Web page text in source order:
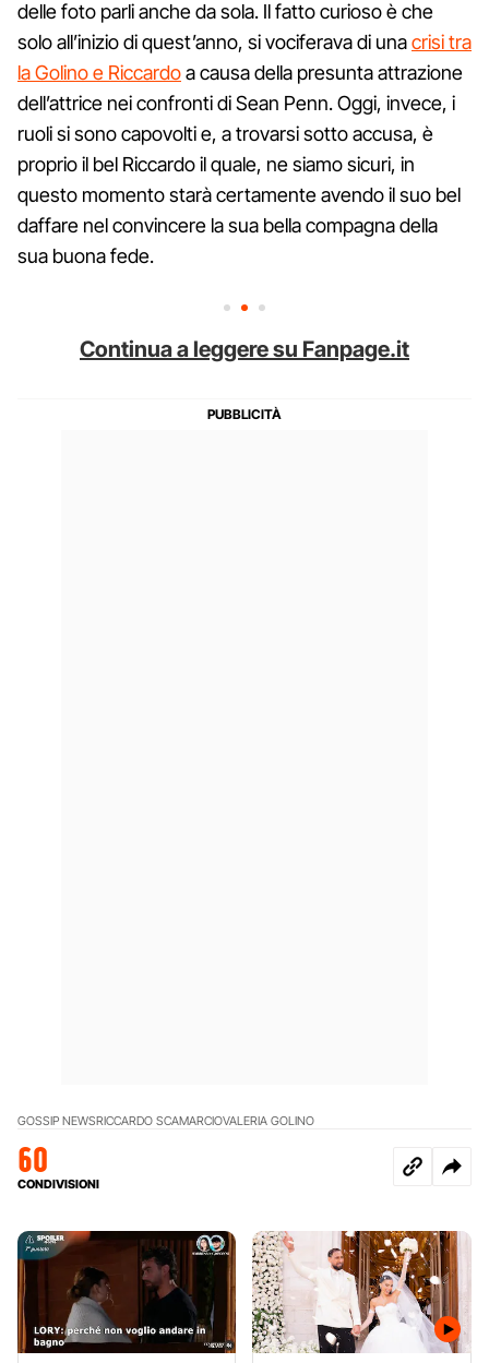
delle foto parli anche da sola. Il fatto curioso è che
solo all’inizio di quest’anno, si vociferava di unacrisi tra
la Golino e Riccardoa causa della presunta attrazione
dell’attrice nei confronti di Sean Penn. Oggi, invece, i
ruoli si sono capovolti e, a trovarsi sotto accusa, è
proprio il bel Riccardo il quale, ne siamo sicuri, in
questo momento starà certamente avendo il suo bel
daffare nel convincere la sua bella compagna della
sua buona fede.
Continua a leggere su Fanpage.it
GOSSIP NEWSRICCARDO SCAMARCIOVALERIA GOLINO
60
CONDIVISIONI